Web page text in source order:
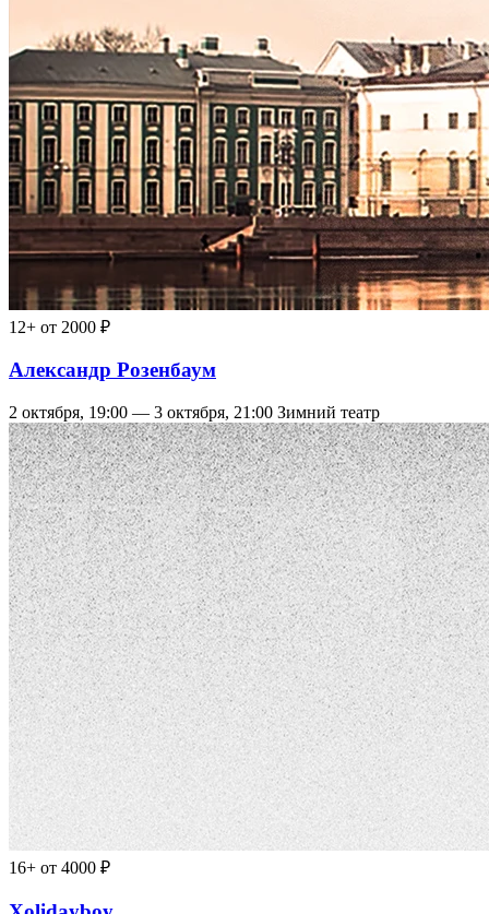
12+ от 2000 ₽
Александр Розенбаум
2 октября, 19:00 — 3 октября, 21:00 Зимний театр
16+ от 4000 ₽